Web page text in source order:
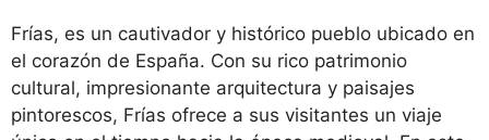
Frías, es un cautivador y histórico pueblo ubicado en
el corazón de España. Con su rico patrimonio
cultural, impresionante arquitectura y paisajes
pintorescos, Frías ofrece a sus visitantes un viaje